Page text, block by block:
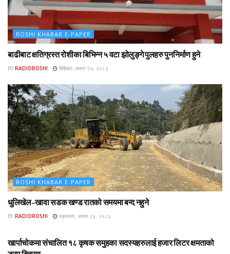
ROSHI KHABAR E-PAPER
बाढीबाट क्षतिग्रस्त रोशीका बिभिन्न ५ वटा झोलुङ्गे पुलहरु पुननिर्माण हुने
BY RADIOROSHI बिहिबार, असार २५, २०८३
ROSHI KHABAR E-PAPER
धुलिखेल–खावा सडक खण्ड रातको समयमा बन्द नहुने
BY RADIOROSHI मङ्लबार, असार २३, २०८३
खार्पाचोकमा संचालित १८ कृषक समुहका सदस्यहरुलाई हजार लिटर क्षमताको